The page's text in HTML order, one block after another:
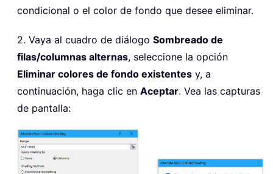
condicional o el color de fondo que desee eliminar.
2. Vaya al cuadro de diálogo Sombreado de
filas/columnas alternas, seleccione la opción
Eliminar colores de fondo existentes y, a
continuación, haga clic en Aceptar. Vea las capturas
de pantalla: